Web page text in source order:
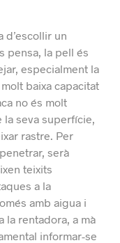
d’escollir un
pensa, la pell és
especialment la
baixa capacitat
no és molt
seva superfície,
rastre. Per
serà
teixits
a la
amb aigua i
la rentadora, a mà
informar-se